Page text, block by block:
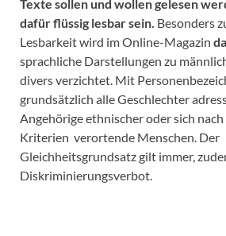
Texte sollen und wollen gelesen
dafür flüssig lesbar sein. Besonders
Lesbarkeit wird im Online-Magazin
sprachliche Darstellungen zu
divers verzichtet. Mit
grundsätzlich alle Geschlechter
Angehörige ethnischer oder sich
Kriterien verortende Menschen. Der
Gleichheitsgrundsatz gilt immer,
Diskriminierungsverbot.